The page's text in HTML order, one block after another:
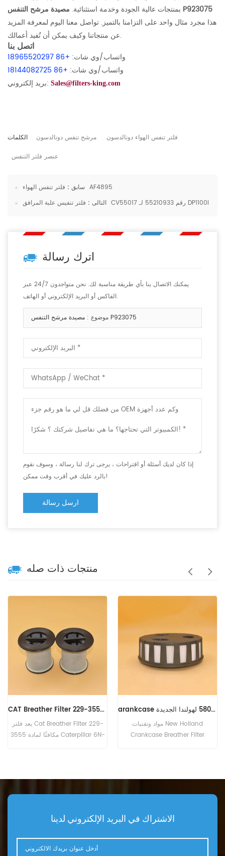
بمنتجات عالية الجودة وخدمة استثنائية. مصيدة مرشح التنفس P923075
هذا مجرد مثال واحد على التزامنا بالتميز. تواصل معنا اليوم لمعرفة المزيد
عن منتجاتنا وكيف يمكن أن تُفيد أعمالك.
اتصل بنا
واتساب/وي شات: +86 18965520297
واتساب/وي شات: +86 18144082725
بريد إلكتروني: Sales@filters-king.com
الكلمات مرشح تنفس دونالدسون
فلتر تنفس الهواء دونالدسون
عنصر فلتر التنفس
سابق : فلتر تنفس الهواء AF4895
التالى :
فلتر تنفيس علبة المرافق CV55017 رقم 55210933 لـ DP1100I
اترك رسالة
يمكنك الاتصال بنا بأي طريقة مناسبة لك. نحن متواجدون 24/7 عبر
الفاكس أو البريد الإلكتروني أو الهاتف.
موضوع : مصيدة مرشح التنفس P923075
إذا كان لديك أسئلة أو اقتراحات ، يرجى ترك لنا رسالة ، وسوف نقوم
بالرد عليك في أقرب وقت ممكن!
ارسل رسالة
منتجات ذات صله
CAT Breather Filter 229-3555 2293555
يعد فلتر Cat Breather Filter 229-
3555 مكافئًا لمادة Caterpillar 6N-
arankcase متنفس مرشح 5801659560 لهولندا الجديدة
مواد وتقنيات New Holland
Crankcase Breather Filter
المرافق الاستراحة تصفية استبدال
الاشتراك في البريد الإلكتروني لدينا